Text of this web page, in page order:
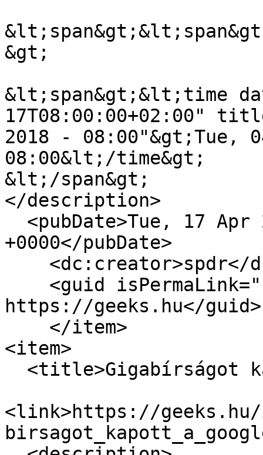
&gt;
&lt;span&gt;&lt;time
17T08:00:00+02:00"
2018 - 08:00"&gt;Tue,
08:00&lt;/time&gt;
&lt;/span&gt;
</description>
+0000</pubDate>
https://geeks.hu</guid>
<item>
<link>https://geeks.hu/